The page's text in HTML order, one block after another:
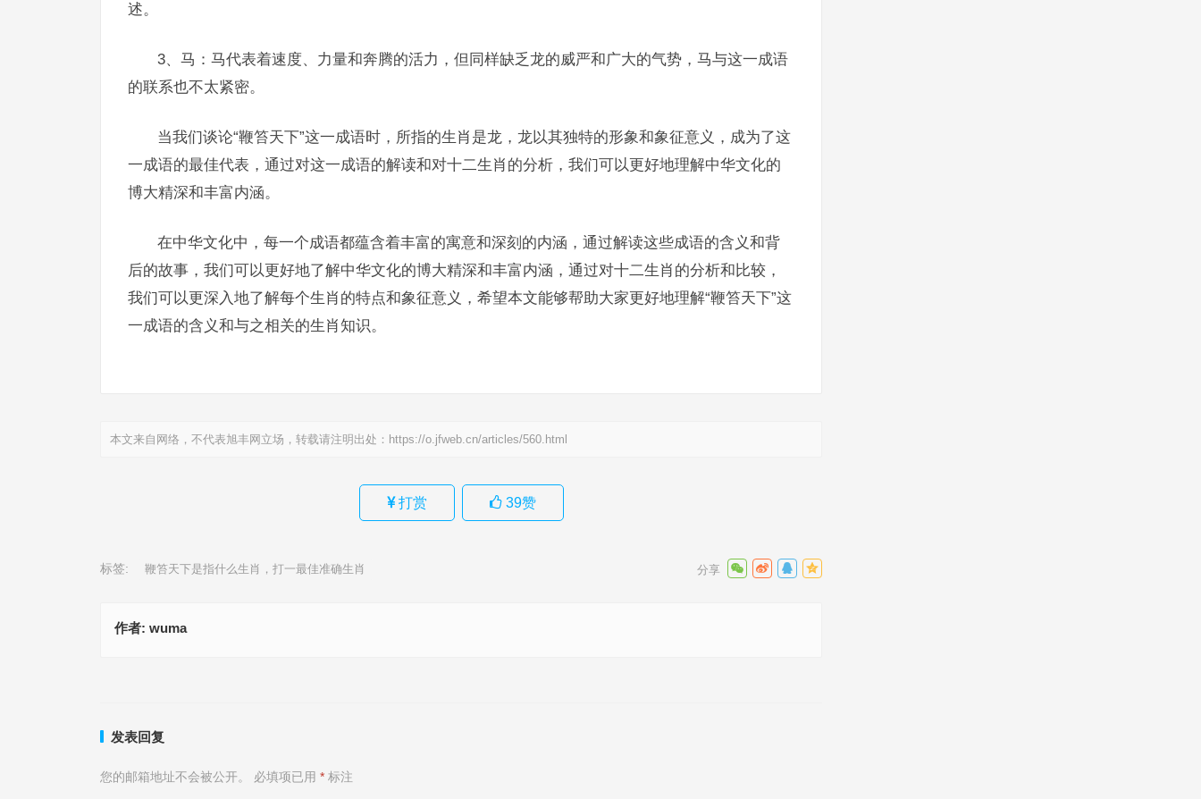
述。
3、马：马代表着速度、力量和奔腾的活力，但同样缺乏龙的威严和广大的气势，马与这一成语
的联系也不太紧密。
当我们谈论“鞭笞天下”这一成语时，所指的生肖是龙，龙以其独特的形象和象征意义，成为了这
一成语的最佳代表，通过对这一成语的解读和对十二生肖的分析，我们可以更好地理解中华文化的
博大精深和丰富内涵。
在中华文化中，每一个成语都蕴含着丰富的寓意和深刻的内涵，通过解读这些成语的含义和背
后的故事，我们可以更好地了解中华文化的博大精深和丰富内涵，通过对十二生肖的分析和比较，
我们可以更深入地了解每个生肖的特点和象征意义，希望本文能够帮助大家更好地理解“鞭笞天下”这
一成语的含义和与之相关的生肖知识。
本文来自网络，不代表旭丰网立场，转载请注明出处： https://o.jfweb.cn/articles/560.html
打赏 39赞
标签: 鞭笞天下是指什么生肖，打一最佳准确生肖
作者: wuma
发表回复
您的邮箱地址不会被公开。 必填项已用 * 标注